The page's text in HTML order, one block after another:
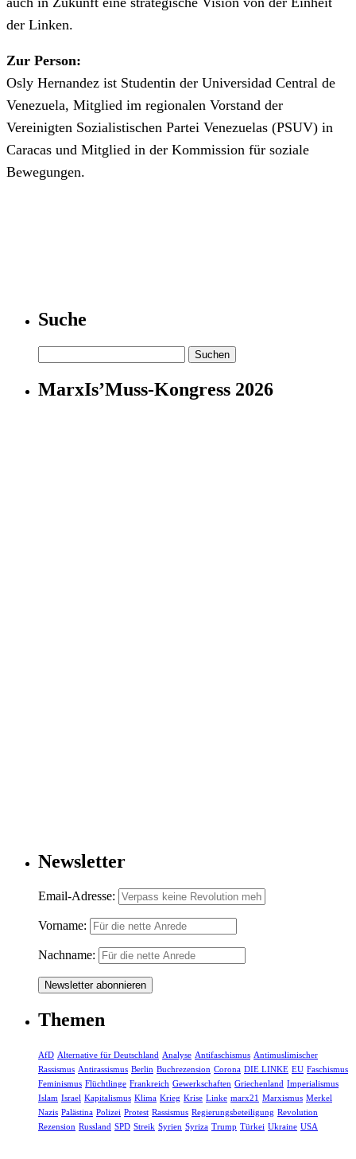
der Linken.
Zur Person:
Osly Hernandez ist Studentin der Universidad Central de
Venezuela, Mitglied im regionalen Vorstand der
Vereinigten Sozialistischen Partei Venezuelas (PSUV) in
Caracas und Mitglied in der Kommission für soziale
Bewegungen.
Suche
nach:
MarxIs’Muss-Kongress 2026
Newsletter
Email-Adresse:
Vorname:
Nachname:
Themen
AfD Alternative für Deutschland Analyse Antifaschismus Antimuslimischer
Rassismus Antirassismus Berlin Buchrezension Corona DIE LINKE EU Faschismus
Feminismus Flüchtlinge Frankreich Gewerkschaften Griechenland Imperialismus
Islam Israel Kapitalismus Klima Krieg Krise Linke marx21 Marxismus Merkel
Nazis Palästina Polizei Protest Rassismus Regierungsbeteiligung Revolution
Rezension Russland SPD Streik Syrien Syriza Trump Türkei Ukraine USA